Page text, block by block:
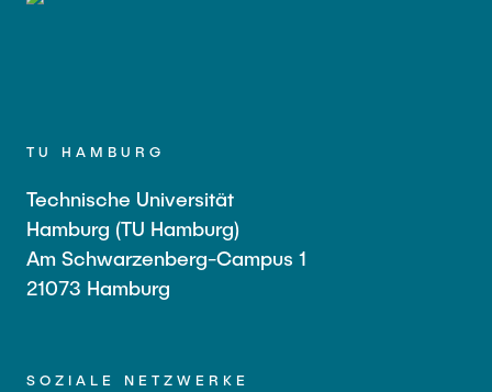
TU HAMBURG
Technische Universität
Hamburg (TU Hamburg)
Am Schwarzenberg-Campus 1
21073 Hamburg
SOZIALE NETZWERKE